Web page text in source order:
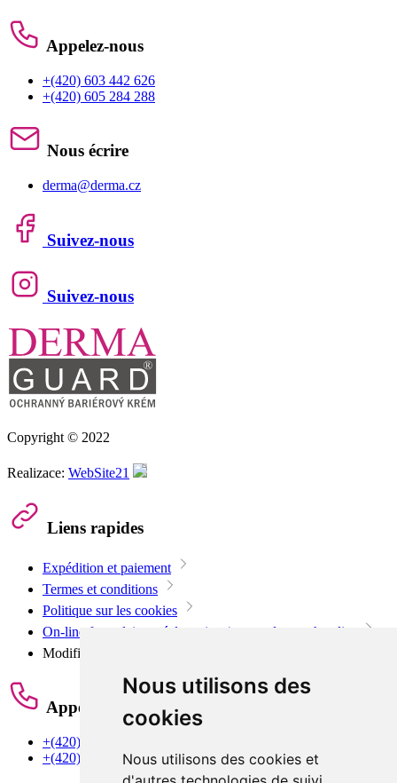
Nous utilisons des
cookies
Nous utilisons des cookies et
Appelez-nous
+(420) 603 442 626
+(420) 605 284 288
Nous écrire
derma@derma.cz
Suivez-nous
Suivez-nous
Copyright © 2022
Realizace: WebSite21
Liens rapides
Expédition et paiement
Termes et conditions
Politique sur les cookies
On-line formulaire - réclamation / retour de marchandise
Modifier les paramètres des cookies
Appelez-nous
+(420) 603 442 626
+(420) 605 284 288